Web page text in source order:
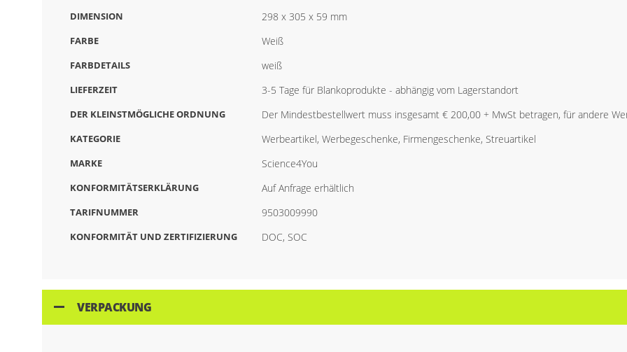
DIMENSION 298 x 305 x 59 mm
FARBE Weiß
FARBDETAILS weiß
LIEFERZEIT 3-5 Tage für Blankoprodukte - abhängig vom Lagerstandort
DER KLEINSTMÖGLICHE ORDNUNG Der Mindestbestellwert muss insgesamt € 200,00 + MwSt betragen, für andere
KATEGORIE Werbeartikel, Werbegeschenke, Firmengeschenke, Streuartikel
MARKE Science4You
KONFORMITÄTSERKLÄRUNG Auf Anfrage erhältlich
TARIFNUMMER 9503009990
KONFORMITÄT UND ZERTIFIZIERUNG DOC, SOC
VERPACKUNG